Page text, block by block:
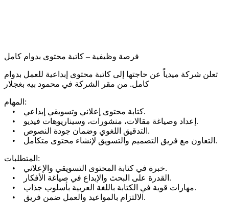
فرصة وظيفية – كاتبة محتوى بدوام كامل
تعلن شركة ميدياً عن حاجتها إلى كاتبة محتوى إبداعية للعمل بدوام
كامل. من مقر الشركة في محمود بيه بغجلار
المهام:
• كتابة محتوى إعلاني وتسويقي إبداعي.
• إعداد وصياغة مقالات، منشورات، وسيناريوهات فيديو.
• التدقيق اللغوي وضمان جودة النصوص.
• التعاون مع فريق التصميم والتسويق لإنشاء محتوى متكامل.
المتطلبات:
• خبرة في كتابة المحتوى التسويقي والإعلاني.
• القدرة على البحث والإبداع في صياغة الأفكار.
• مهارات قوية في الكتابة باللغة العربية بأسلوب جذاب.
• الالتزام بالمواعيد والعمل ضمن فريق.